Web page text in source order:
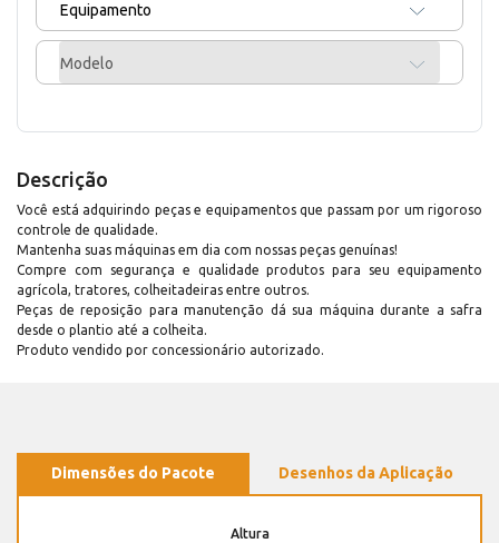
Equipamento
Modelo
Descrição
Você está adquirindo peças e equipamentos que passam por um rigoroso
controle de qualidade.
Mantenha suas máquinas em dia com nossas peças genuínas!
Compre com segurança e qualidade produtos para seu equipamento
agrícola, tratores, colheitadeiras entre outros.
Peças de reposição para manutenção dá sua máquina durante a safra
desde o plantio até a colheita.
Produto vendido por concessionário autorizado.
Dimensões do Pacote Desenhos da Aplicação
Altura